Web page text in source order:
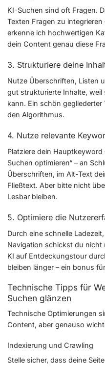
KI-Suchen sind oft Fragen.
Texten Fragen zu integrieren
erkenne ich hochwertigen
dein Content genau diese
3. Strukturiere deine
Nutze Überschriften, Listen
gut strukturierte Inhalte, weil
kann. Ein schön
den Algorithmus.
4. Nutze relevante
Platziere dein Hauptkeyword
Suchen optimieren“ – an
Überschriften, im Alt-Text
Fließtext. Aber bitte nicht
Lesbar bleiben.
5. Optimiere die
Durch eine schnelle
Navigation schickst du nicht
KI auf Entdeckungstour
bleiben länger – ein bonus
Technische Tipps für
Suchen glänzen
Technische Optimierungen
Content, aber genauso
Indexierung und Crawling
Stelle sicher, dass deine